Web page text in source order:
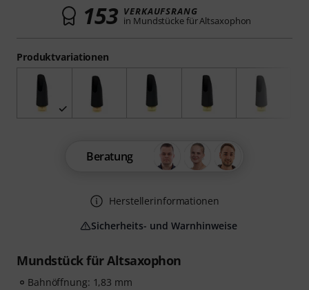
Mundstück für Altsaxophon
Bahnöffnung: 1,83 mm
Produktvariationen
153 VERKAUFSRANG
in Mundstücke für Altsaxophon
Beratung
Herstellerinformationen
Sicherheits- und Warnhinweise